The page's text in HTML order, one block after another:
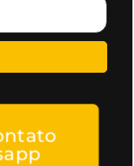
Google
Compare
avaliar o
melhores